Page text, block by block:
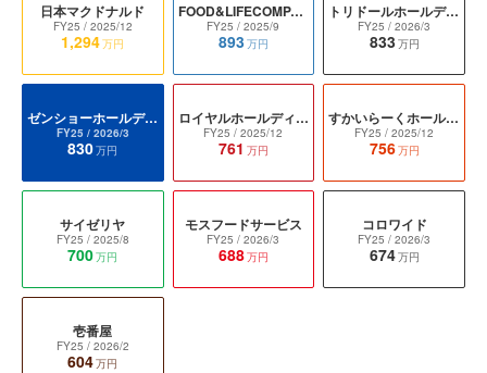
日本マクドナルド
FY25 / 2025/12
1,294万円
FOOD&LIFECOMPANIES
FY25 / 2025/9
893万円
トリドールホールディングス
FY25 / 2026/3
833万円
ゼンショーホールディングス
FY25 / 2026/3
830万円
ロイヤルホールディングス
FY25 / 2025/12
761 万円
すかいらーくホールディングス
FY25 / 2025/12
756万円
サイゼリヤ
FY25 / 2025/8
700万円
モスフードサービス
FY25 / 2026/3
688万円
コロワイド
FY25 / 2026/3
674万円
壱番屋
FY25 / 2026/2
604万円